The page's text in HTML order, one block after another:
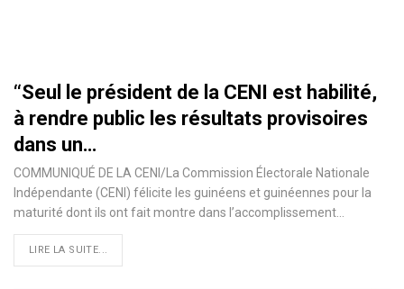
‘‘Seul le président de la CENI est habilité,
à rendre public les résultats provisoires
dans un…
COMMUNIQUÉ DE LA CENI/La Commission Électorale Nationale
Indépendante (CENI) félicite les guinéens et guinéennes pour la
maturité dont ils ont fait montre dans l’accomplissement
LIRE LA SUITE...